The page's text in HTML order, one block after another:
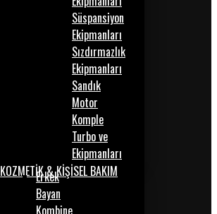
Süspansiyon
Ekipmanları
Sızdırmazlık
Ekipmanları
Sandık
Motor
Komple
Turbo ve
Ekipmanları
KOZMETİK & KİŞİSEL BAKIM
Erkek
Bayan